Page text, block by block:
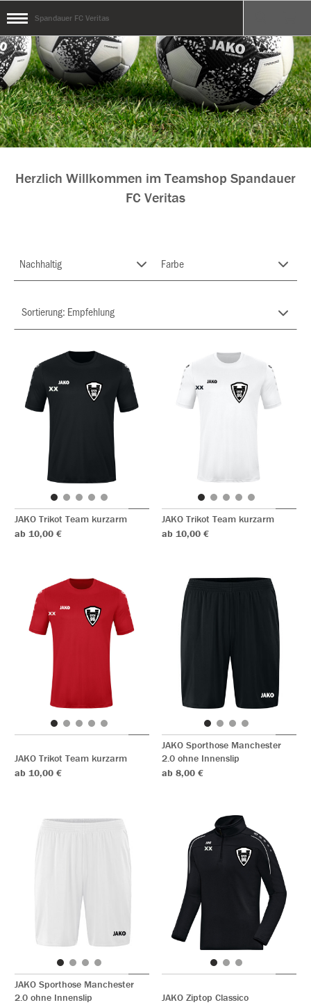
Spandauer FC Veritas
Herzlich Willkommen im Teamshop Spandauer
FC Veritas
Nachhaltig Farbe
JAKO Trikot Team kurzarm
ab 10,00 €
JAKO Trikot Team kurzarm
ab 10,00 €
JAKO Trikot Team kurzarm
ab 10,00 €
JAKO Sporthose Manchester
2.0 ohne Innenslip
ab 8,00 €
JAKO Sporthose Manchester
2.0 ohne Innenslip
JAKO Ziptop Classico